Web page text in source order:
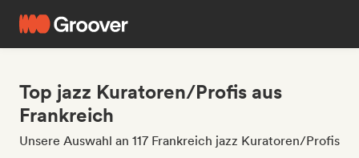
Top jazz Kuratoren/Profis aus
Frankreich
Unsere Auswahl an 117 Frankreich jazz Kuratoren/Profis